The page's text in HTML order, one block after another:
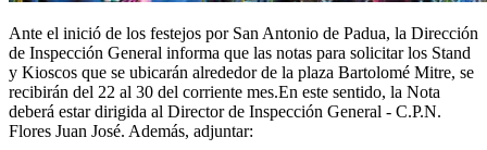
Ante el inició de los festejos por San Antonio de Padua, la Dirección
de Inspección General informa que las notas para solicitar los Stand
y Kioscos que se ubicarán alrededor de la plaza Bartolomé Mitre, se
recibirán del 22 al 30 del corriente mes.En este sentido, la Nota
deberá estar dirigida al Director de Inspección General - C.P.N.
Flores Juan José. Además, adjuntar: